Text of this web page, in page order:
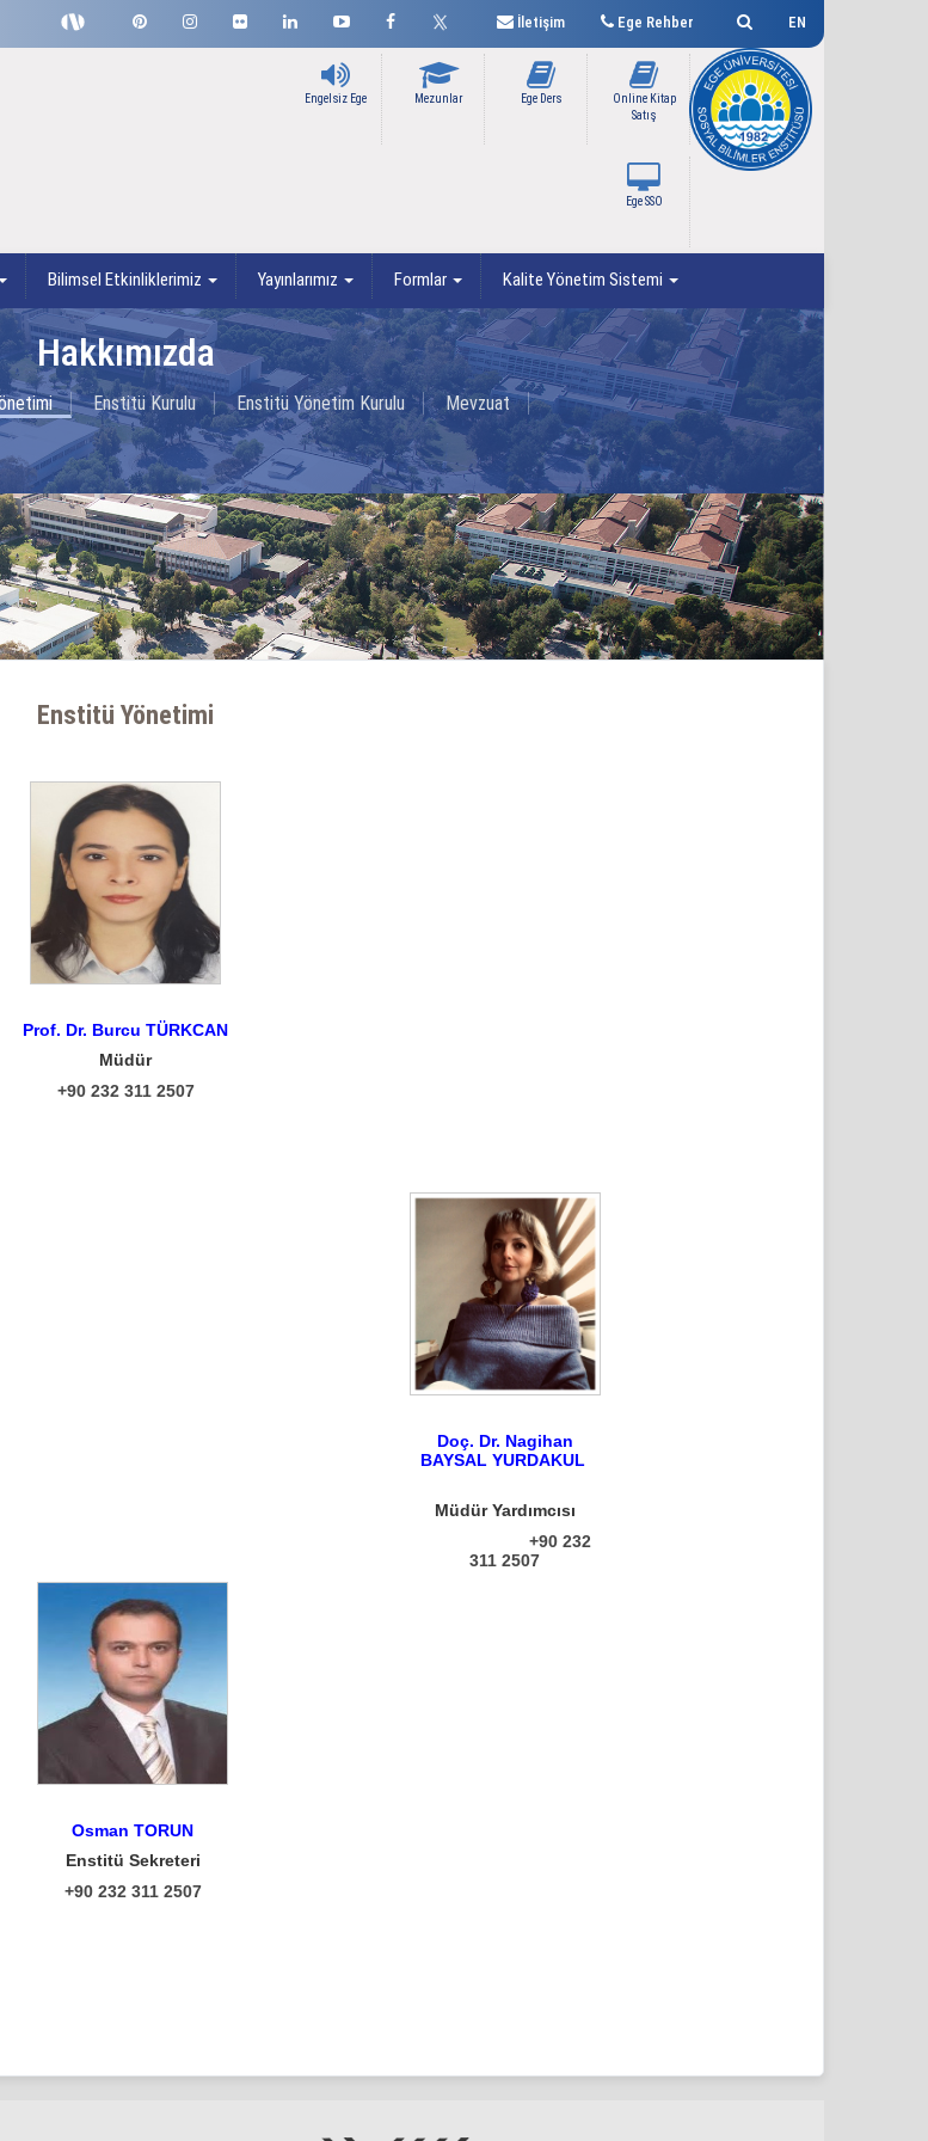
EN
Ege Rehber
İletişim
Online Kitap
Satış
Ege Ders
Mezunlar
Engelsiz Ege
Ege SSO
Bilimsel Etkinliklerimiz Yayınlarımız Formlar Kalite Yönetim Sistemi
Hakkımızda
Enstitü Kurulu Enstitü Yönetim Kurulu Mevzuat
Enstitü Yönetimi
Prof. Dr. Burcu TÜRKCAN
Müdür
+90 232 311 2507
Doç. Dr. Nagihan
BAYSAL YURDAKUL
Müdür Yardımcısı
+90 232
311 2507
Osman TORUN
Enstitü Sekreteri
+90 232 311 2507